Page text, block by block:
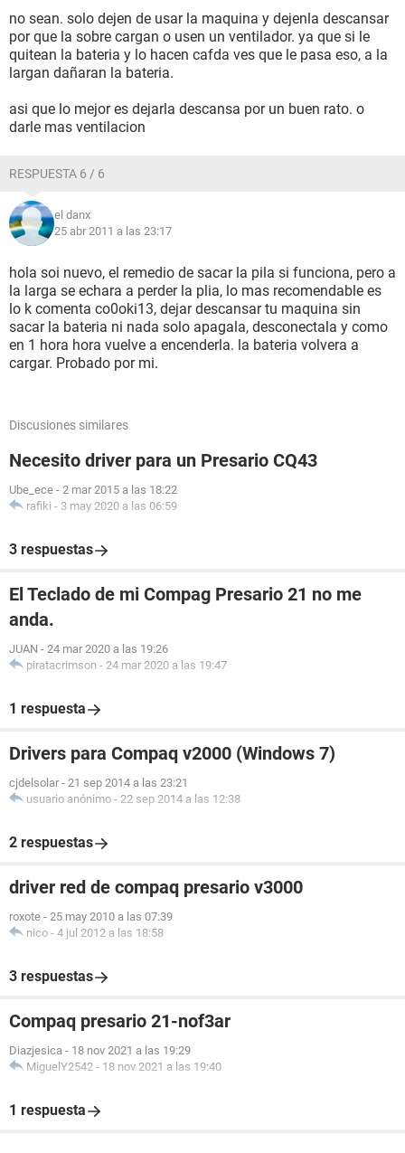
no sean. solo dejen de usar la maquina y dejenla descansar
por que la sobre cargan o usen un ventilador. ya que si le
quitean la bateria y lo hacen cafda ves que le pasa eso, a la
largan dañaran la bateria.
asi que lo mejor es dejarla descansa por un buen rato. o
darle mas ventilacion
RESPUESTA 6 / 6
el danx
25 abr 2011 a las 23:17
hola soi nuevo, el remedio de sacar la pila si funciona, pero a
la larga se echara a perder la plia, lo mas recomendable es
lo k comenta co0oki13, dejar descansar tu maquina sin
sacar la bateria ni nada solo apagala, desconectala y como
en 1 hora hora vuelve a encenderla. la bateria volvera a
cargar. Probado por mi.
Discusiones similares
Necesito driver para un Presario CQ43
Ube_ece - 2 mar 2015 a las 18:22
rafiki - 3 may 2020 a las 06:59
3 respuestas
El Teclado de mi Compag Presario 21 no me
anda.
JUAN - 24 mar 2020 a las 19:26
piratacrimson - 24 mar 2020 a las 19:47
1 respuesta
Drivers para Compaq v2000 (Windows 7)
cjdelsolar - 21 sep 2014 a las 23:21
usuario anónimo - 22 sep 2014 a las 12:38
2 respuestas
driver red de compaq presario v3000
roxote - 25 may 2010 a las 07:39
nico - 4 jul 2012 a las 18:58
3 respuestas
Compaq presario 21-nof3ar
Diazjesica - 18 nov 2021 a las 19:29
MiguelY2542 - 18 nov 2021 a las 19:40
1 respuesta